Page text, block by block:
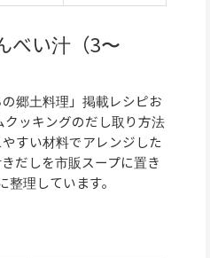
べい汁（3〜
郷土料理」掲載レシピお
ッキングのだし取り方法
すい材料でアレンジした
だしを市販スープに置き
理しています。